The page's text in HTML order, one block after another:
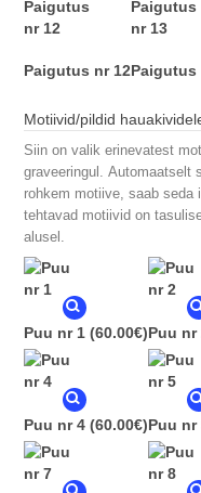
Paigutus nr 12Paigutus
Motiivid/pildid
Siin on valik erinevatest
graveeringul. Automaatselt
rohkem motiive, saab seda
tehtavad motiivid on
alusel.
Puu nr 1 (60.00€)Puu nr
Puu nr 4 (60.00€)Puu nr